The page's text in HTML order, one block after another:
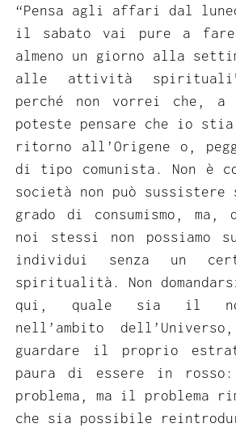
“Pensa agli affari dal
il sabato vai pure a fare
almeno un giorno alla
alle attività
perché non vorrei che, a
poteste pensare che io stia
ritorno all’Origene o,
di tipo comunista. Non è
società non può sussistere
grado di consumismo, ma,
noi stessi non possiamo
individui senza un
spiritualità. Non
qui, quale sia il
nell’ambito
guardare il proprio
paura di essere in
problema, ma il problema
che sia possibile